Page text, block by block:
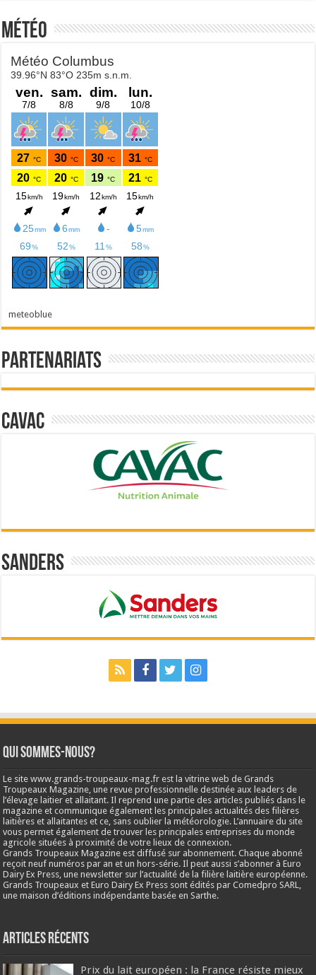
Météo
meteoblue
Partenariats
Cavac
Sanders
Qui sommes-nous?
Le site www.grands-troupeaux-mag.fr est la vitrine web de Grands
Troupeaux Magazine, une revue professionnelle destinée aux leaders de
l’élevage laitier et allaitant. Il reprend une partie des articles publiés dans le
magazine et communique également les principales actualités des filières
laitières et allaitantes et ce, sans oublier la météorologie. L’annuaire du site
vous permet également de trouver les principales entreprises du monde
agricole situées à proximité de votre lieux de connexion.
Grands Troupeaux Magazine est diffusé sur abonnement. Chaque abonné
reçoit neuf numéros par an et un hors-série. Il peut aussi s’abonner à Euro
Dairy Ex Press, une newsletter sur l’actualité de la filière laitière européenne.
Grands Troupeaux et Euro Dairy Ex Press sont édités par Comedpro SARL,
une maison d’éditions indépendante basée en Sarthe.
Articles récents
Prix du lait européen : la France résiste mieux